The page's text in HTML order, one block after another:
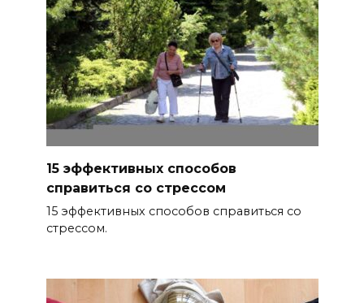
15 эффективных способов
справиться со стрессом
15 эффективных способов справиться со
стрессом.